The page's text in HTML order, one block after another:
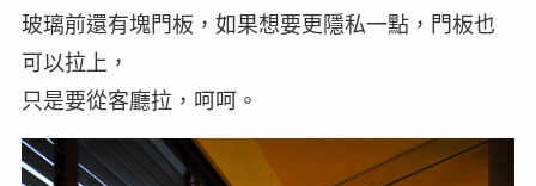
玻璃前還有塊門板，如果想要更隱私一點，門板也
可以拉上，
只是要從客廳拉，呵呵。